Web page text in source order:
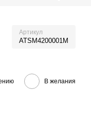
Артикул
ATSM4200001M
В желания